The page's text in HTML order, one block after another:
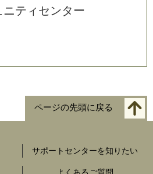
ニティセンター
ページの先頭に戻る
サポートセンターを知りたい